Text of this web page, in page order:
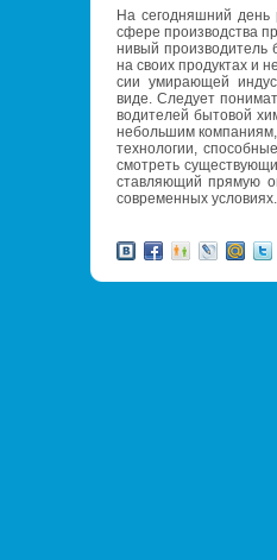
На се­го­дняш­ний день
сфере про­из­вод­ства
ни­вый про­из­во­ди­тель
на своих про­дук­тах и
сии уми­ра­ю­щей
виде. Сле­ду­ет
во­ди­те­лей бы­то­вой
неболь­шим
тех­но­ло­гии,
смот­реть
став­ля­ю­щий пря­мую
со­вре­мен­ных усло­ви­ях.